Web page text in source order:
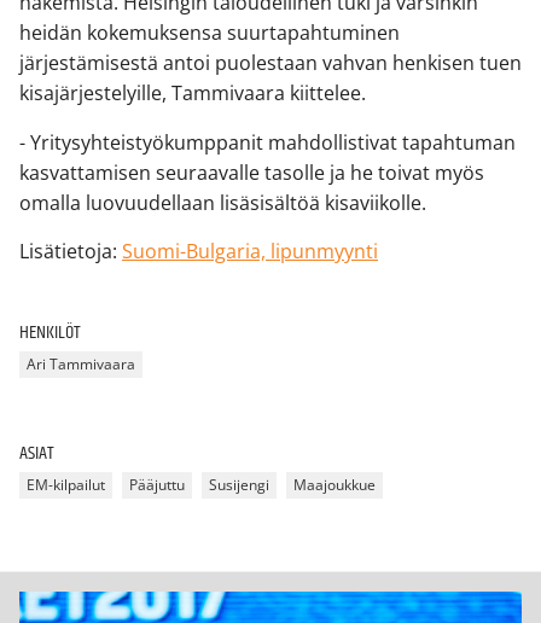
heidän kokemuksensa suurtapahtuminen
järjestämisestä antoi puolestaan vahvan henkisen tuen
kisajärjestelyille, Tammivaara kiittelee.
- Yritysyhteistyökumppanit mahdollistivat tapahtuman
kasvattamisen seuraavalle tasolle ja he toivat myös
omalla luovuudellaan lisäsisältöä kisaviikolle.
Lisätietoja: Suomi-Bulgaria, lipunmyynti
HENKILÖT
Ari Tammivaara
ASIAT
EM-kilpailut Pääjuttu Susijengi Maajoukkue